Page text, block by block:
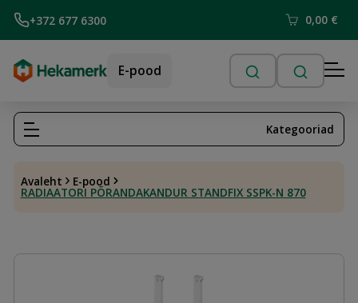
+372 677 6300 0,00 €
E-pood
Avaleht E-pood
RADIAATORI PÕRANDAKANDUR STANDFIX SSPK-N 870
Kategooriad